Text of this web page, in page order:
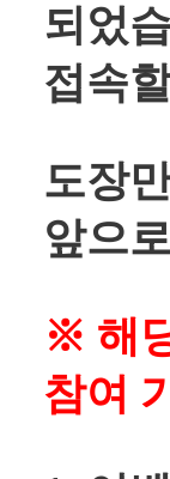
되었
접속
도장
앞으
※ 해
참여